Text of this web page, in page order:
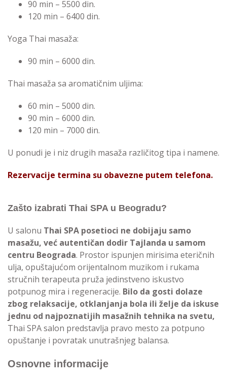
90 min – 5500 din.
120 min – 6400 din.
Yoga Thai masaža:
90 min – 6000 din.
Thai masaža sa aromatičnim uljima:
60 min – 5000 din.
90 min – 6000 din.
120 min – 7000 din.
U ponudi je i niz drugih masaža različitog tipa i namene.
Rezervacije termina su obavezne putem telefona.
Zašto izabrati Thai SPA u Beogradu?
U salonu Thai SPA posetioci ne dobijaju samo
masažu, već autentičan dodir Tajlanda u samom
centru Beograda. Prostor ispunjen mirisima eteričnih
ulja, opuštajućom orijentalnom muzikom i rukama
stručnih terapeuta pruža jedinstveno iskustvo
potpunog mira i regeneracije. Bilo da gosti dolaze
zbog relaksacije, otklanjanja bola ili želje da iskuse
jednu od najpoznatijih masažnih tehnika na svetu,
Thai SPA salon predstavlja pravo mesto za potpuno
opuštanje i povratak unutrašnjeg balansa.
Osnovne informacije